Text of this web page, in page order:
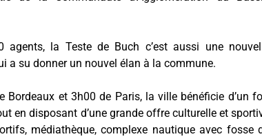
agents, la Teste de Buch c’est aussi une
a su donner un nouvel élan à la commune.
Bordeaux et 3h00 de Paris, la ville bénéficie d’un
en disposant d’une grande offre culturelle et
médiathèque, complexe nautique avec fosse